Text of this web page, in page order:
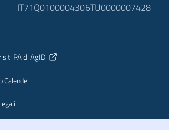
IT71Q0100004306TU0000007428
PA di AgID
Calende